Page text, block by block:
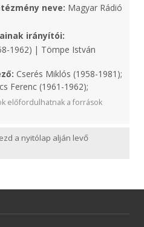
neve: Magyar Rádió
irányítói:
1962) | Tömpe István
Cserés Miklós (1958-1981);
Ferenc (1961-1962);
előfordulhatnak a források
a nyitólap alján levő